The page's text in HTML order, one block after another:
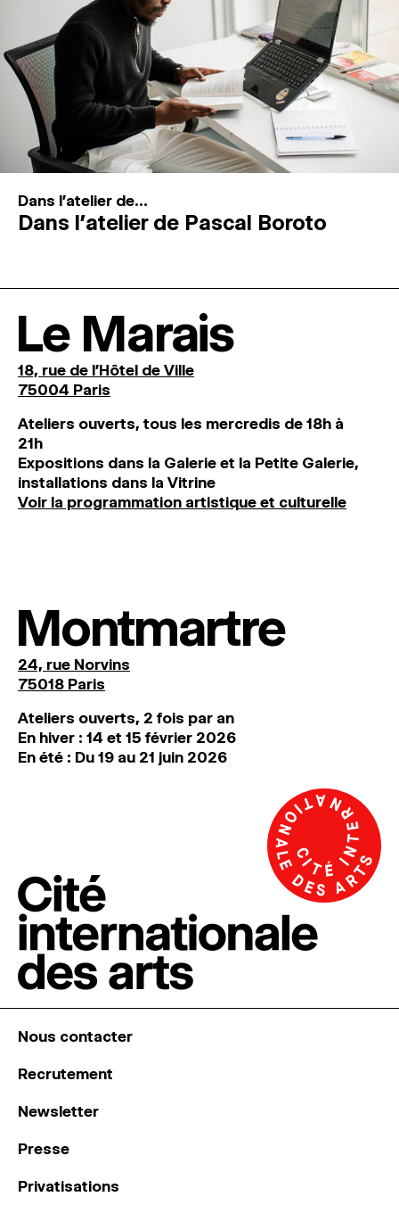
Dans l'atelier de...
Dans l’atelier de Pascal Boroto
Le Marais
18, rue de l'Hôtel de Ville
75004 Paris
Ateliers ouverts, tous les mercredis de 18h à
21h
Expositions dans la Galerie et la Petite Galerie,
installations dans la Vitrine
Voir la programmation artistique et culturelle
Montmartre
24, rue Norvins
75018 Paris
Ateliers ouverts, 2 fois par an
En hiver : 14 et 15 février 2026
En été : Du 19 au 21 juin 2026
Nous contacter
Recrutement
Newsletter
Presse
Privatisations